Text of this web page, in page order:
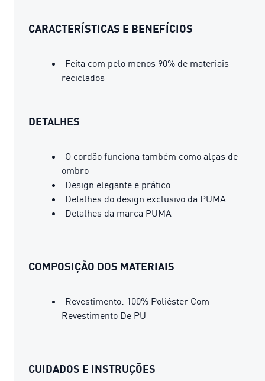
CARACTERÍSTICAS E BENEFÍCIOS
Feita com pelo menos 90% de materiais
reciclados
DETALHES
O cordão funciona também como alças de
ombro
Design elegante e prático
Detalhes do design exclusivo da PUMA
Detalhes da marca PUMA
COMPOSIÇÃO DOS MATERIAIS
Revestimento: 100% Poliéster Com
Revestimento De PU
CUIDADOS E INSTRUÇÕES